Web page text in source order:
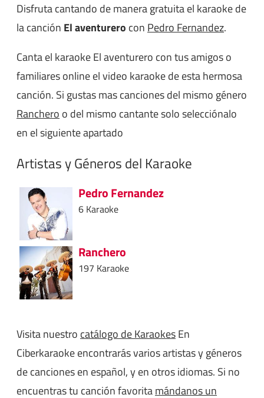
Disfruta cantando de manera gratuita el karaoke de
la canción El aventurero con Pedro Fernandez.
Canta el karaoke El aventurero con tus amigos o
familiares online el video karaoke de esta hermosa
canción. Si gustas mas canciones del mismo género
Ranchero o del mismo cantante solo selecciónalo
en el siguiente apartado
Artistas y Géneros del Karaoke
Pedro Fernandez
6 Karaoke
Ranchero
197 Karaoke
Visita nuestro catálogo de KaraokesEn
Ciberkaraoke encontrarás varios artistas y géneros
de canciones en español, y en otros idiomas. Si no
encuentras tu canción favoritamándanos un